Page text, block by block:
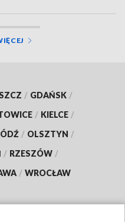
/ GDAŃSK /
/ KIELCE /
/ OLSZTYN /
/ RZESZÓW /
/ WROCŁAW